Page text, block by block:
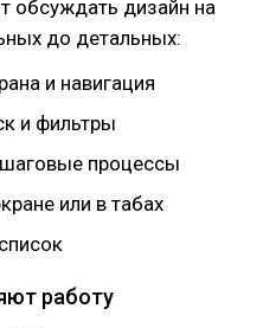
обсуждать дизайн на
до детальных:
и навигация
и фильтры
процессы
или в табах
работу